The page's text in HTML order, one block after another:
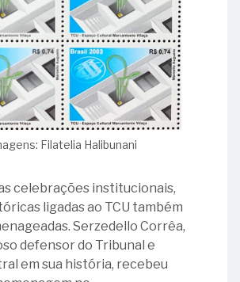
Filatelia Halibunani
celebrações institucionais,
ligadas ao TCU também
Serzedello Corrêa,
defensor do Tribunal e
em sua história, recebeu